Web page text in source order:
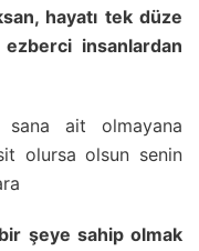
hayatı tek düze
ezberci insanlardan
ait olmayana
olursa olsun senin
şeye sahip olmak